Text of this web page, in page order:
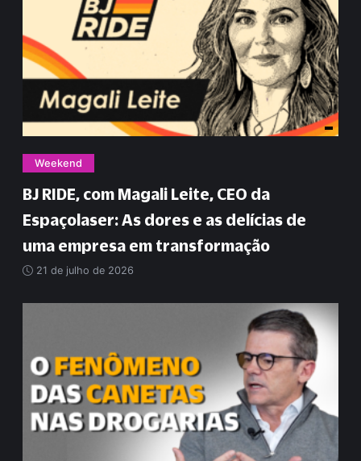
Weekend
BJ RIDE, com Magali Leite, CEO da
Espaçolaser: As dores e as delícias de
uma empresa em transformação
21 de julho de 2026